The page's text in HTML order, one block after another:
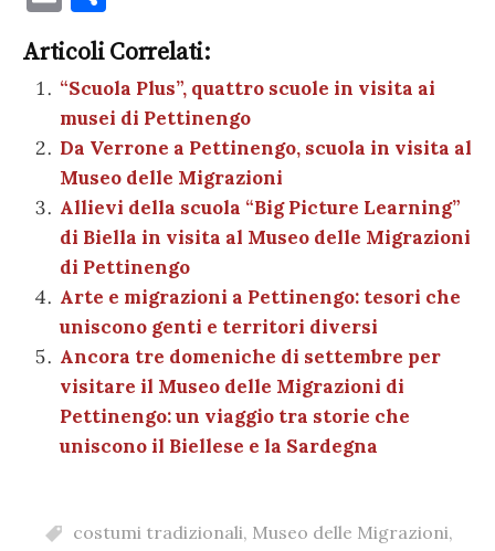
c
e
b
o
o
k
te
r
es
t A
p
p
g a
m
dI
n
m
ai
l
n
di
vi
di
Articoli Correlati:
“Scuola Plus”, quattro scuole in visita ai
musei di Pettinengo
Da Verrone a Pettinengo, scuola in visita al
Museo delle Migrazioni
Allievi della scuola “Big Picture Learning”
di Biella in visita al Museo delle Migrazioni
di Pettinengo
Arte e migrazioni a Pettinengo: tesori che
uniscono genti e territori diversi
Ancora tre domeniche di settembre per
visitare il Museo delle Migrazioni di
Pettinengo: un viaggio tra storie che
uniscono il Biellese e la Sardegna
costumi tradizionali, Museo delle Migrazioni,